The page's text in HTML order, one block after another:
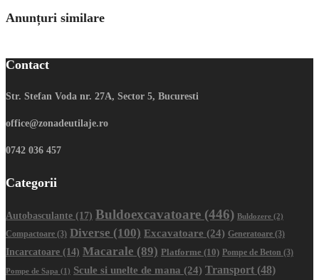
Anunțuri similare
Contact
Str. Stefan Voda nr. 27A, Sector 5, Bucuresti
office@zonadeutilaje.ro
0742 036 457
Categorii
Autobasculante (17) Buldoexcavatoare (446) Buldozere (2)
Compactoare (3) Diverse (100) Excavatoare (24) Generatoare (3)
Incarcatoare (14) Macarale (89) Platforme (10) Pompe de Beton (3)
Pompe de Sapa (1) Scule si unelte de mana (24) Transport (48)